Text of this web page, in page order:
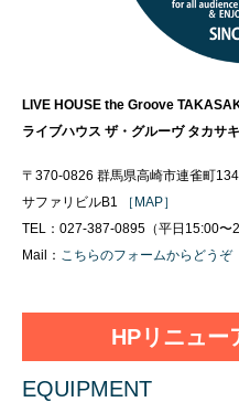
LIVE HOUSE the Groove
ライブハウス ザ・グルーヴ タカサキ
〒370-0826 群馬県高崎市連雀町
サファリビルB1
［MAP］
TEL：027-387-0895（平日15:00〜
Mail： こちらのフォームからどうぞ
HPリニュー
EQUIPMENT